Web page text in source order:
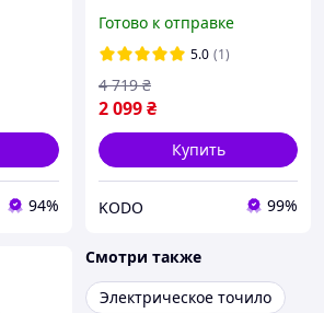
94%
120 Вт Parkside
Настольный заточной
станок для ножей
Готово к отправке
5.0 (1)
2 099₴
4 719 ₴
Купить
KODO 99%
Смотри также
Электрическое точило